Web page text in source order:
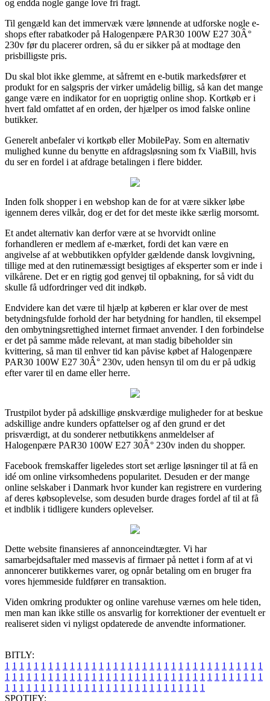
og endda nogle gange love fri fragt.
Til gengæld kan det immervæk være lønnende at udforske nogle e-
shops efter rabatkoder på Halogenpære PAR30 100W E27 30Â°
230v før du placerer ordren, så du er sikker på at modtage den
prisbilligste pris.
Du skal blot ikke glemme, at såfremt en e-butik markedsfører et
produkt for en salgspris der virker umådelig billig, så kan det mange
gange være en indikator for en uoprigtig online shop. Kortkøb er i
hvert fald omfattet af en orden, der hjælper os imod falske online
butikker.
Generelt anbefaler vi kortkøb eller MobilePay. Som en alternativ
mulighed kunne du benytte en afdragsløsning som fx ViaBill, hvis
du ser en fordel i at afdrage betalingen i flere bidder.
Inden folk shopper i en webshop kan de for at være sikker løbe
igennem deres vilkår, dog er det for det meste ikke særlig morsomt.
Et andet alternativ kan derfor være at se hvorvidt online
forhandleren er medlem af e-mærket, fordi det kan være en
angivelse af at webbutikken opfylder gældende dansk lovgivning,
tillige med at den rutinemæssigt besigtiges af eksperter som er inde i
vilkårene. Det er en rigtig god genvej til opbakning, for så vidt du
skulle få udfordringer ved dit indkøb.
Endvidere kan det være til hjælp at køberen er klar over de mest
betydningsfulde forhold der har betydning for handlen, til eksempel
den ombytningsrettighed internet firmaet anvender. I den forbindelse
er det på samme måde relevant, at man stadig bibeholder sin
kvittering, så man til enhver tid kan påvise købet af Halogenpære
PAR30 100W E27 30Â° 230v, uden hensyn til om du er på udkig
efter varer til en dame eller herre.
Trustpilot byder på adskillige ønskværdige muligheder for at beskue
adskillige andre kunders opfattelser og af den grund er det
prisværdigt, at du sonderer netbutikkens anmeldelser af
Halogenpære PAR30 100W E27 30Â° 230v inden du shopper.
Facebook fremskaffer ligeledes stort set ærlige løsninger til at få en
idé om online virksomhedens popularitet. Desuden er der mange
online selskaber i Danmark hvor kunder kan registrere en vurdering
af deres købsoplevelse, som desuden burde drages fordel af til at få
et indblik i tidligere kunders oplevelser.
Dette website finansieres af annonceindtægter. Vi har
samarbejdsaftaler med massevis af firmaer på nettet i form af at vi
annoncerer butikkernes varer, og opnår betaling om en bruger fra
vores hjemmeside fuldfører en transaktion.
Viden omkring produkter og online varehuse værnes om hele tiden,
men man kan ikke stille os ansvarlig for korrektioner der eventuelt er
realiseret siden vi nyligst opdaterede de anvendte informationer.
BITLY:
1 1 1 1 1 1 1 1 1 1 1 1 1 1 1 1 1 1 1 1 1 1 1 1 1 1 1 1 1 1 1 1 1 1 1 1
1 1 1 1 1 1 1 1 1 1 1 1 1 1 1 1 1 1 1 1 1 1 1 1 1 1 1 1 1 1 1 1 1 1 1 1
1 1 1 1 1 1 1 1 1 1 1 1 1 1 1 1 1 1 1 1 1 1 1 1 1 1 1 1
SPOTIFY: